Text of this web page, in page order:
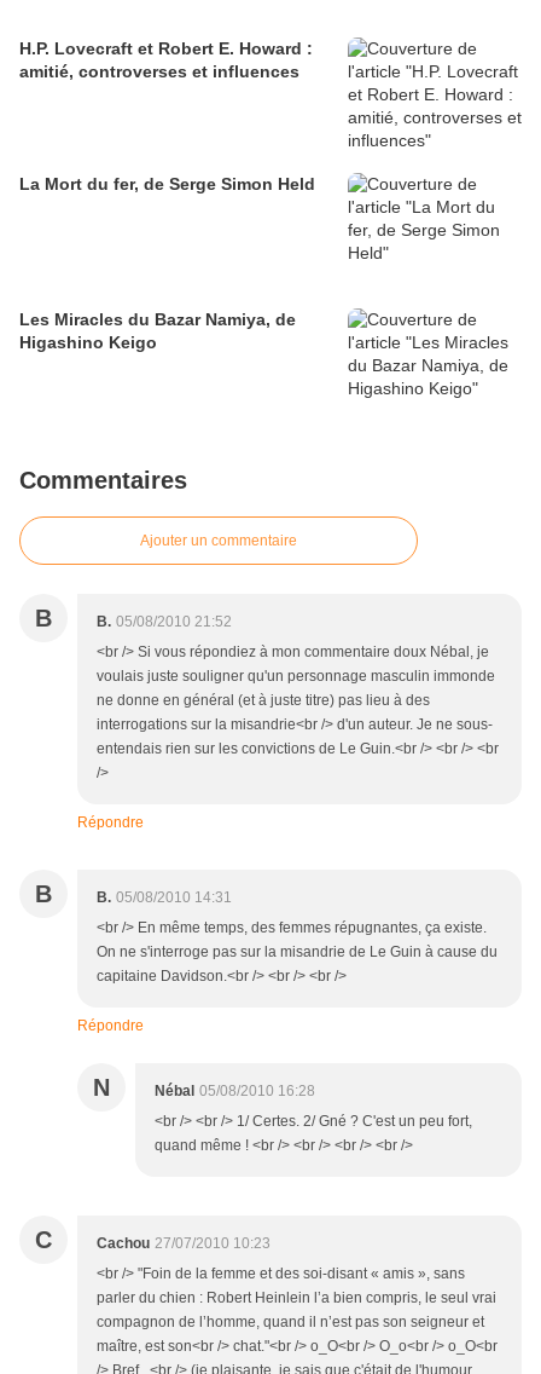
H.P. Lovecraft et Robert E. Howard :
amitié, controverses et influences
La Mort du fer, de Serge Simon Held
Les Miracles du Bazar Namiya, de
Higashino Keigo
Commentaires
Ajouter un commentaire
B B. 05/08/2010 21:52
<br /> Si vous répondiez à mon commentaire doux Nébal, je
voulais juste souligner qu'un personnage masculin immonde
ne donne en général (et à juste titre) pas lieu à des
interrogations sur la misandrie<br /> d'un auteur. Je ne sous-
entendais rien sur les convictions de Le Guin.<br /> <br /> <br
/>
Répondre
B B. 05/08/2010 14:31
<br /> En même temps, des femmes répugnantes, ça existe.
On ne s'interroge pas sur la misandrie de Le Guin à cause du
capitaine Davidson.<br /> <br /> <br />
Répondre
N Nébal 05/08/2010 16:28
<br /> <br /> 1/ Certes. 2/ Gné ? C'est un peu fort,
quand même ! <br /> <br /> <br /> <br />
C Cachou 27/07/2010 10:23
<br /> "Foin de la femme et des soi-disant « amis », sans
parler du chien : Robert Heinlein l’a bien compris, le seul vrai
compagnon de l’homme, quand il n’est pas son seigneur et
maître, est son<br /> chat."<br /> o_O<br /> O_o<br /> o_O<br
/> Bref...<br /> (je plaisante, je sais que c'était de l'humour